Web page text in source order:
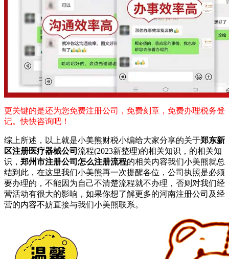
更关键的是还为您免费注册公司，免费刻章，免费办理税务登
记。快快咨询吧！
综上所述，以上就是小美熊财税小编给大家分享的关于郑东新
区注册医疗器械公司 流程(2023新整理)的相关知识，的相关知
识， 郑州市注册公司怎么注册流程的相关内容我们小美熊就总
结到此，在这里我们小美熊再一次提醒各位，公司执照是必须
要办理的，不能因为自己不清楚流程就不办理，否则对我们经
营活动有很大的影响，如果你想了解更多的河南注册公司及经
营的内容不妨直接与我们小美熊联系。